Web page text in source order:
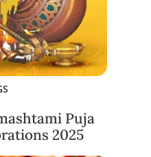
Puja
2025